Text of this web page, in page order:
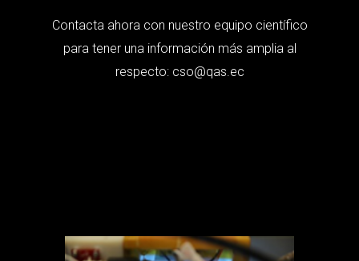
Contacta ahora con nuestro equipo científico
para tener una información más amplia al
respecto: cso@qas.ec